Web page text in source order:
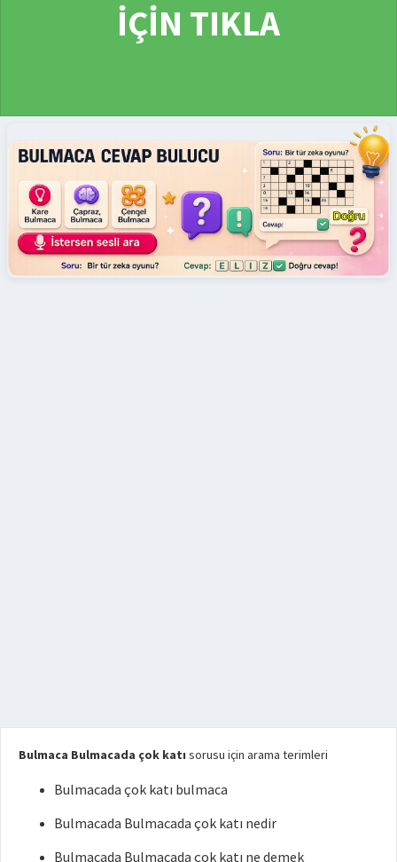
İÇİN TIKLA
Bulmaca Bulmacada çok katı sorusu için arama terimleri
Bulmacada çok katı bulmaca
Bulmacada Bulmacada çok katı nedir
Bulmacada Bulmacada çok katı ne demek